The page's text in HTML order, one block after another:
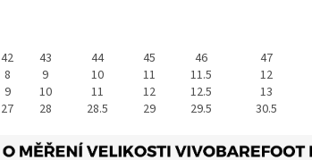
42 43 44 45 46 47
8 9 10 11 11.5 12
9 10 11 12 12.5 13
27 28 28.5 29 29.5 30.5